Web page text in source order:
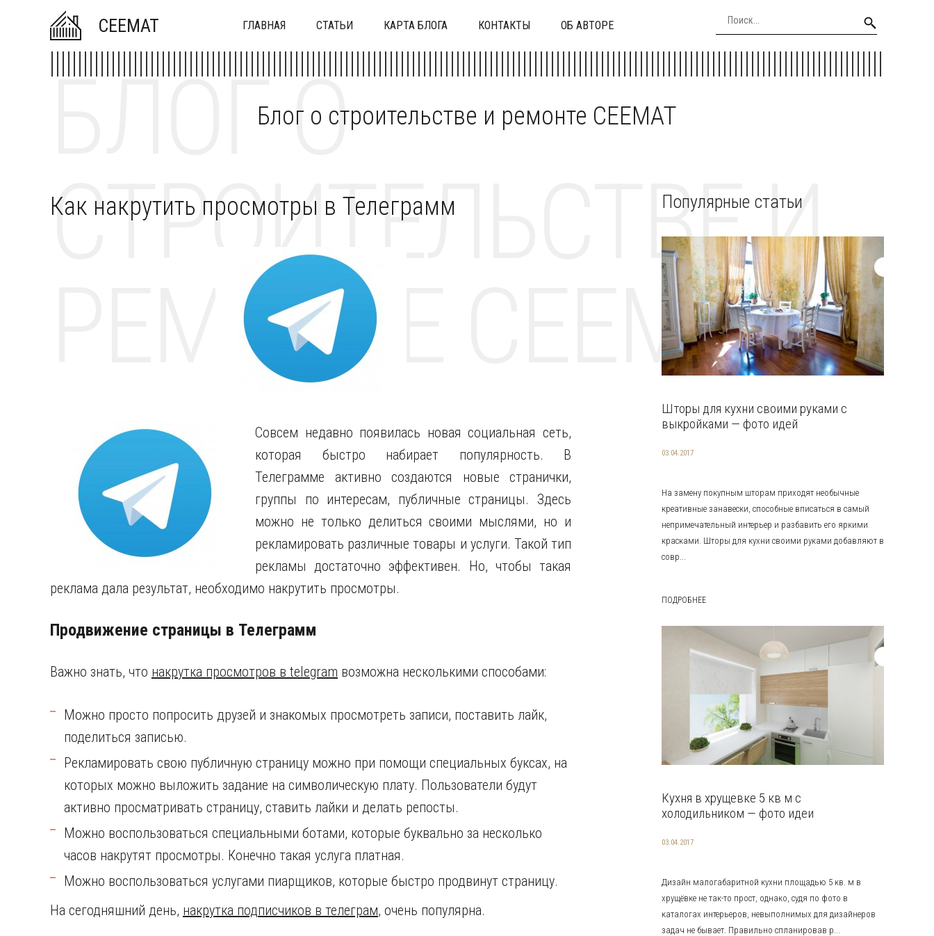
CEEMAT ГЛАВНАЯ СТАТЬИ КАРТА БЛОГА КОНТАКТЫ ОБ АВТОРЕ
Блог о строительстве и ремонте CEEMAT
БЛОГ О
СТРОИТЕЛЬСТВЕ И
РЕМОНТЕ CEEMAT
Как накрутить просмотры в Телеграмм
Совсем недавно появилась новая социальная сеть,
которая быстро набирает популярность. В
Телеграмме активно создаются новые странички,
группы по интересам, публичные страницы. Здесь
можно не только делиться своими мыслями, но и
рекламировать различные товары и услуги. Такой тип
рекламы достаточно эффективен. Но, чтобы такая
реклама дала результат, необходимо накрутить просмотры.
Продвижение страницы в Телеграмм
Важно знать, что накрутка просмотров в telegram возможна несколькими способами:
Можно просто попросить друзей и знакомых просмотреть записи, поставить лайк,
поделиться записью.
Рекламировать свою публичную страницу можно при помощи специальных буксах, на
которых можно выложить задание на символическую плату. Пользователи будут
активно просматривать страницу, ставить лайки и делать репосты.
Можно воспользоваться специальными ботами, которые буквально за несколько
часов накрутят просмотры. Конечно такая услуга платная.
Можно воспользоваться услугами пиарщиков, которые быстро продвинут страницу.
На сегодняшний день, накрутка подписчиков в телеграм, очень популярна.
Популярные статьи
Шторы для кухни своими руками с
выкройками — фото идей
03.04.2017
На замену покупным шторам приходят необычные
креативные занавески, способные вписаться в самый
непримечательный интерьер и разбавить его яркими
красками. Шторы для кухни своими руками добавляют в
совр...
ПОДРОБНЕЕ
Кухня в хрущевке 5 кв м с
холодильником — фото идеи
03.04.2017
Дизайн малогабаритной кухни площадью 5 кв. м в
хрущёвке не так-то прост, однако, судя по фото в
каталогах интерьеров, невыполнимых для дизайнеров
задач не бывает. Правильно спланировав р...